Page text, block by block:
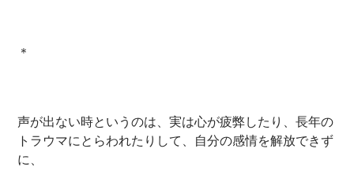
＊
声が出ない時というのは、実は心が疲弊したり、長年の
トラウマにとらわれたりして、自分の感情を解放できず
に、